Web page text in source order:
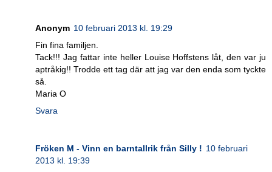
Anonym 10 februari 2013 kl. 19:29
Fin fina familjen.
Tack!!! Jag fattar inte heller Louise Hoffstens låt, den var ju
aptråkig!! Trodde ett tag där att jag var den enda som tyckte
så.
Maria O
Svara
Fröken M - Vinn en barntallrik från Silly ! 10 februari
2013 kl. 19:39